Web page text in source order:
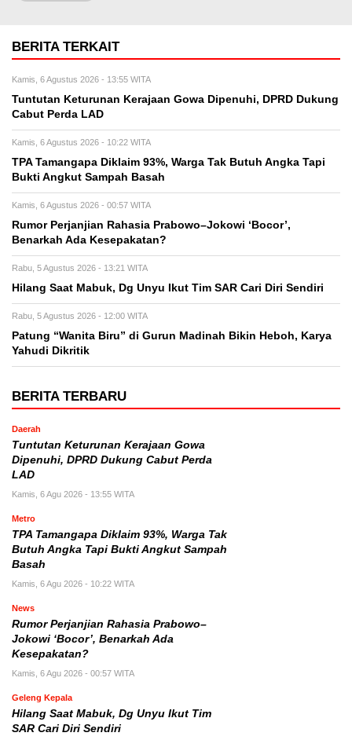
BERITA TERKAIT
Kamis, 6 Agustus 2026 - 13:55 WITA
Tuntutan Keturunan Kerajaan Gowa Dipenuhi, DPRD Dukung
Cabut Perda LAD
Kamis, 6 Agustus 2026 - 10:22 WITA
TPA Tamangapa Diklaim 93%, Warga Tak Butuh Angka Tapi
Bukti Angkut Sampah Basah
Kamis, 6 Agustus 2026 - 00:57 WITA
Rumor Perjanjian Rahasia Prabowo–Jokowi ‘Bocor’,
Benarkah Ada Kesepakatan?
Rabu, 5 Agustus 2026 - 13:21 WITA
Hilang Saat Mabuk, Dg Unyu Ikut Tim SAR Cari Diri Sendiri
Rabu, 5 Agustus 2026 - 12:00 WITA
Patung “Wanita Biru” di Gurun Madinah Bikin Heboh, Karya
Yahudi Dikritik
BERITA TERBARU
Daerah
Tuntutan Keturunan Kerajaan Gowa
Dipenuhi, DPRD Dukung Cabut Perda
LAD
Kamis, 6 Agu 2026 - 13:55 WITA
Metro
TPA Tamangapa Diklaim 93%, Warga Tak
Butuh Angka Tapi Bukti Angkut Sampah
Basah
Kamis, 6 Agu 2026 - 10:22 WITA
News
Rumor Perjanjian Rahasia Prabowo–
Jokowi ‘Bocor’, Benarkah Ada
Kesepakatan?
Kamis, 6 Agu 2026 - 00:57 WITA
Geleng Kepala
Hilang Saat Mabuk, Dg Unyu Ikut Tim
SAR Cari Diri Sendiri